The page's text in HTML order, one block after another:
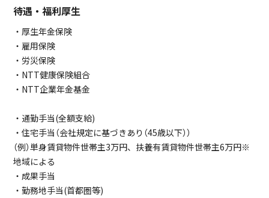
待遇・福利厚生
・厚生年金保険
・雇用保険
・労災保険
・NTT健康保険組合
・NTT企業年金基金
・通勤手当(全額支給)
・住宅手当（会社規定に基づきあり（45歳以下））
（例）単身賃貸物件世帯主3万円、扶養有賃貸物件世帯主6万円※
地域による
・成果手当
・勤務地手当(首都圏等)